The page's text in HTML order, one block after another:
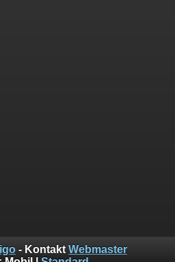
- Kontakt Webmaster